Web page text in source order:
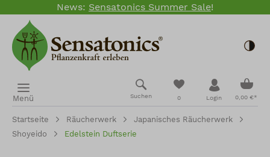
Zum Hauptinhalt springen
News: Sensatonics Summer Sale!
Menü Suchen 0
Du hast 0
Login 0,00 €*
Startseite Räucherwerk
Japanisches Räucherwerk
Shoyeido
Edelstein Duftserie